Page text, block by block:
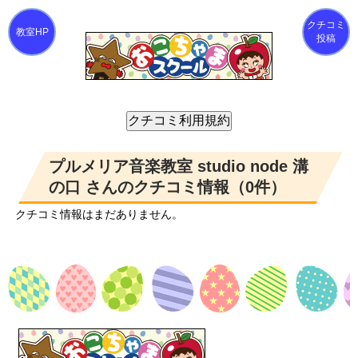
クチコミ
投稿
プルメリア音楽教室 studio node 溝
の口 さんのクチコミ情報（0件）
クチコミ情報はまだありません。